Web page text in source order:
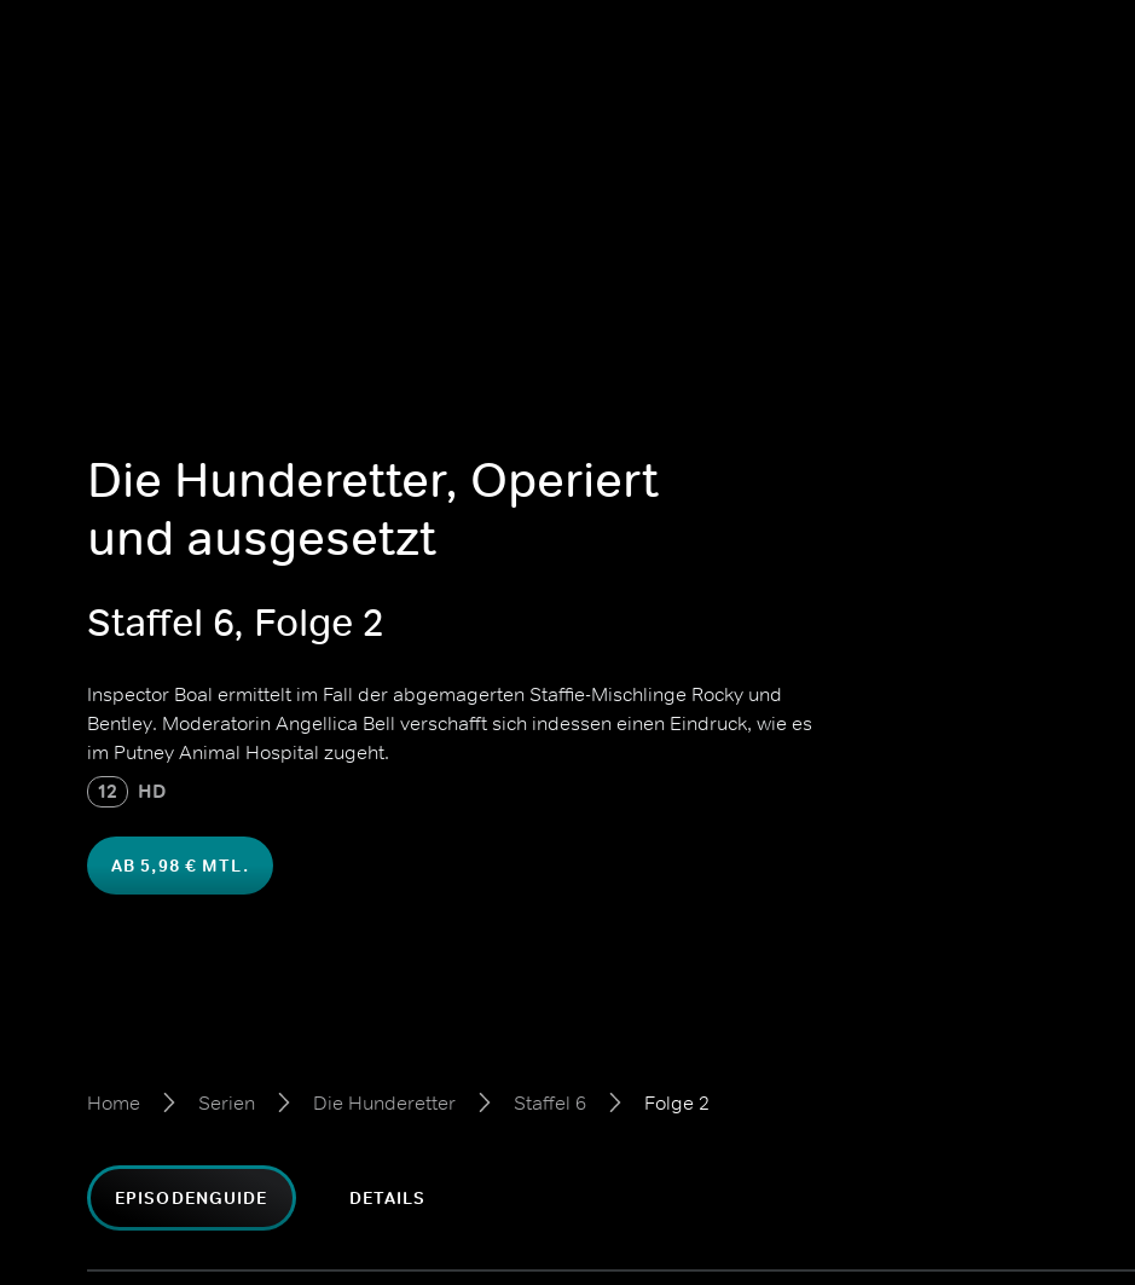
Die Hunderetter, Operiert
und ausgesetzt
Staffel 6, Folge 2
Inspector Boal ermittelt im Fall der abgemagerten Staffie-Mischlinge Rocky und
Bentley. Moderatorin Angellica Bell verschafft sich indessen einen Eindruck, wie es
im Putney Animal Hospital zugeht.
12 HD
AB 5,98 € MTL.
Home Serien Die Hunderetter Staffel 6 Folge 2
EPISODENGUIDE DETAILS